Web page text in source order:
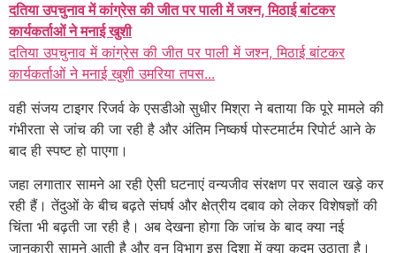
दतिया उपचुनाव में कांग्रेस की जीत पर पाली में जश्न, मिठाई बांटकर
कार्यकर्ताओं ने मनाई खुशी
दतिया उपचुनाव में कांग्रेस की जीत पर पाली में जश्न, मिठाई बांटकर
कार्यकर्ताओं ने मनाई खुशी उमरिया तपस...
वही संजय टाइगर रिजर्व के एसडीओ सुधीर मिश्रा ने बताया कि पूरे मामले की
गंभीरता से जांच की जा रही है और अंतिम निष्कर्ष पोस्टमार्टम रिपोर्ट आने के
बाद ही स्पष्ट हो पाएगा।
जहा लगातार सामने आ रही ऐसी घटनाएं वन्यजीव संरक्षण पर सवाल खड़े कर
रही हैं। तेंदुओं के बीच बढ़ते संघर्ष और क्षेत्रीय दबाव को लेकर विशेषज्ञों की
चिंता भी बढ़ती जा रही है। अब देखना होगा कि जांच के बाद क्या नई
जानकारी सामने आती है और वन विभाग इस दिशा में क्या कदम उठाता है।